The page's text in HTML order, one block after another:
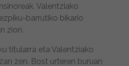
Valentziako
barrutiko bikario
zion.
titularra eta Valentziako
zen. Bost urteren buruan